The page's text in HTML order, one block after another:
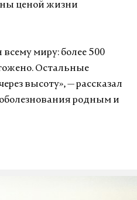
ценой жизни
всему миру: более 500
Остальные
высоту», — рассказал
родным и